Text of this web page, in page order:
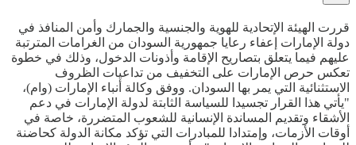
قررت الهيئة الإتحادية للهوية والجنسية والجمارك وأمن المنافذ في
دولة الإمارات إعفاء رعايا جمهورية السودان من الغرامات المترتبة
عليهم فيما يتعلق بتصاريح الإقامة وأذونات الدخول، وذلك في خطوة
تعكس حرص الإمارات على التخفيف من تداعيات الظروف
الاستثنائية التي يمر بها السودان. ووفق وكالة أنباء الإمارات (وام)،
"يأتي هذا القرار تجسيدا للسياسة الثابتة لدولة الإمارات في دعم
الأشقاء وتقديم المساندة الإنسانية للشعوب المتضررة، خاصة في
أوقات الأزمات، وإمتدادا للمبادرات التي تؤكد مكانة الدولة كحاضنة